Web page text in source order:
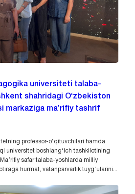
universiteti talaba-
shahridagi O‘zbekiston
markaziga ma’rifiy tashrif
professor-o‘qituvchilari hamda
universitet boshlang‘ich tashkilotining
safar talaba-yoshlarda milliy
hurmat, vatanparvarlik tuyg‘ularini...